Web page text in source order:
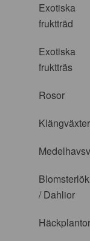
Exotiska
fruktträd
Exotiska
fruktträs
Rosor
Klängväxter
Blomsterlök
/ Dahlior
Häckplantor